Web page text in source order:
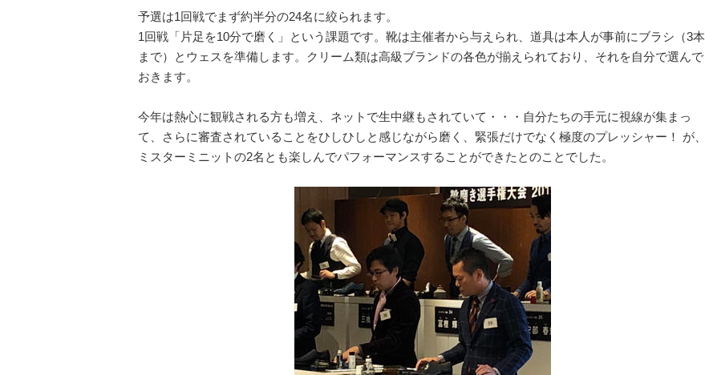
予選は1回戦でまず約半分の24名に絞られます。
1回戦「片足を10分で磨く」という課題です。靴は主催者から与えられ、道具は本人が事前にブラシ（3本
まで）とウェスを準備します。クリーム類は高級ブランドの各色が揃えられており、それを自分で選んで
おきます。
今年は熱心に観戦される方も増え、ネットで生中継もされていて・・・自分たちの手元に視線が集まっ
て、さらに審査されていることをひしひしと感じながら磨く、緊張だけでなく極度のプレッシャー！ が、
ミスターミニットの2名とも楽しんでパフォーマンスすることができたとのことでした。